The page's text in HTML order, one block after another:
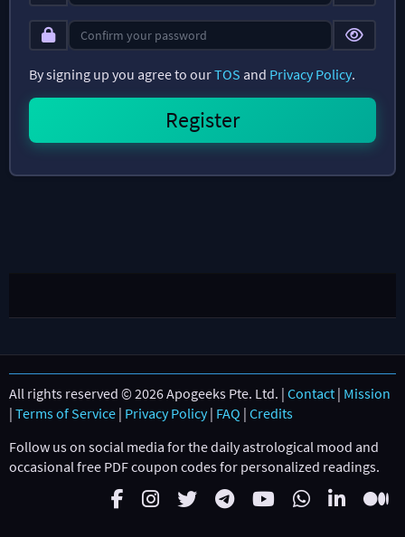
By signing up you agree to ourTOS and Privacy Policy.
All rights reserved © 2026 Apogeeks Pte. Ltd. | Contact | Mission
| Terms of Service | Privacy Policy| FAQ | Credits
Follow us on social media for the daily astrological mood and
occasional free PDF coupon codes for personalized readings.